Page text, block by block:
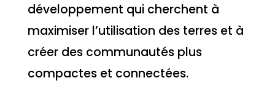
développement qui cherchent à
maximiser l’utilisation des terres et à
créer des communautés plus
compactes et connectées.